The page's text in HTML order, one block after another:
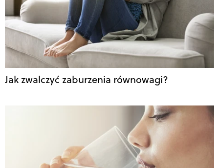
Jak zwalczyć zaburzenia równowagi?